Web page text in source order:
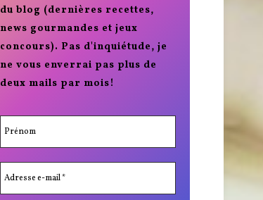
du blog (dernières recettes,
news gourmandes et jeux
concours). Pas d'inquiétude, je
ne vous enverrai pas plus de
deux mails par mois!